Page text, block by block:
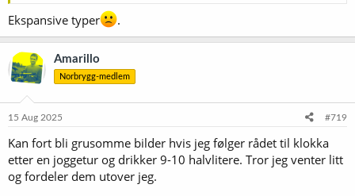
Ekspansive typer .
Amarillo
Norbrygg-medlem
15 Aug 2025 #719
Kan fort bli grusomme bilder hvis jeg følger rådet til klokka
etter en joggetur og drikker 9-10 halvlitere. Tror jeg venter litt
og fordeler dem utover jeg.